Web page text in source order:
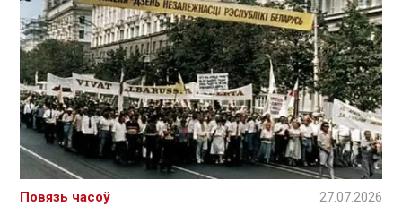
Повязь часоў 27.07.2026